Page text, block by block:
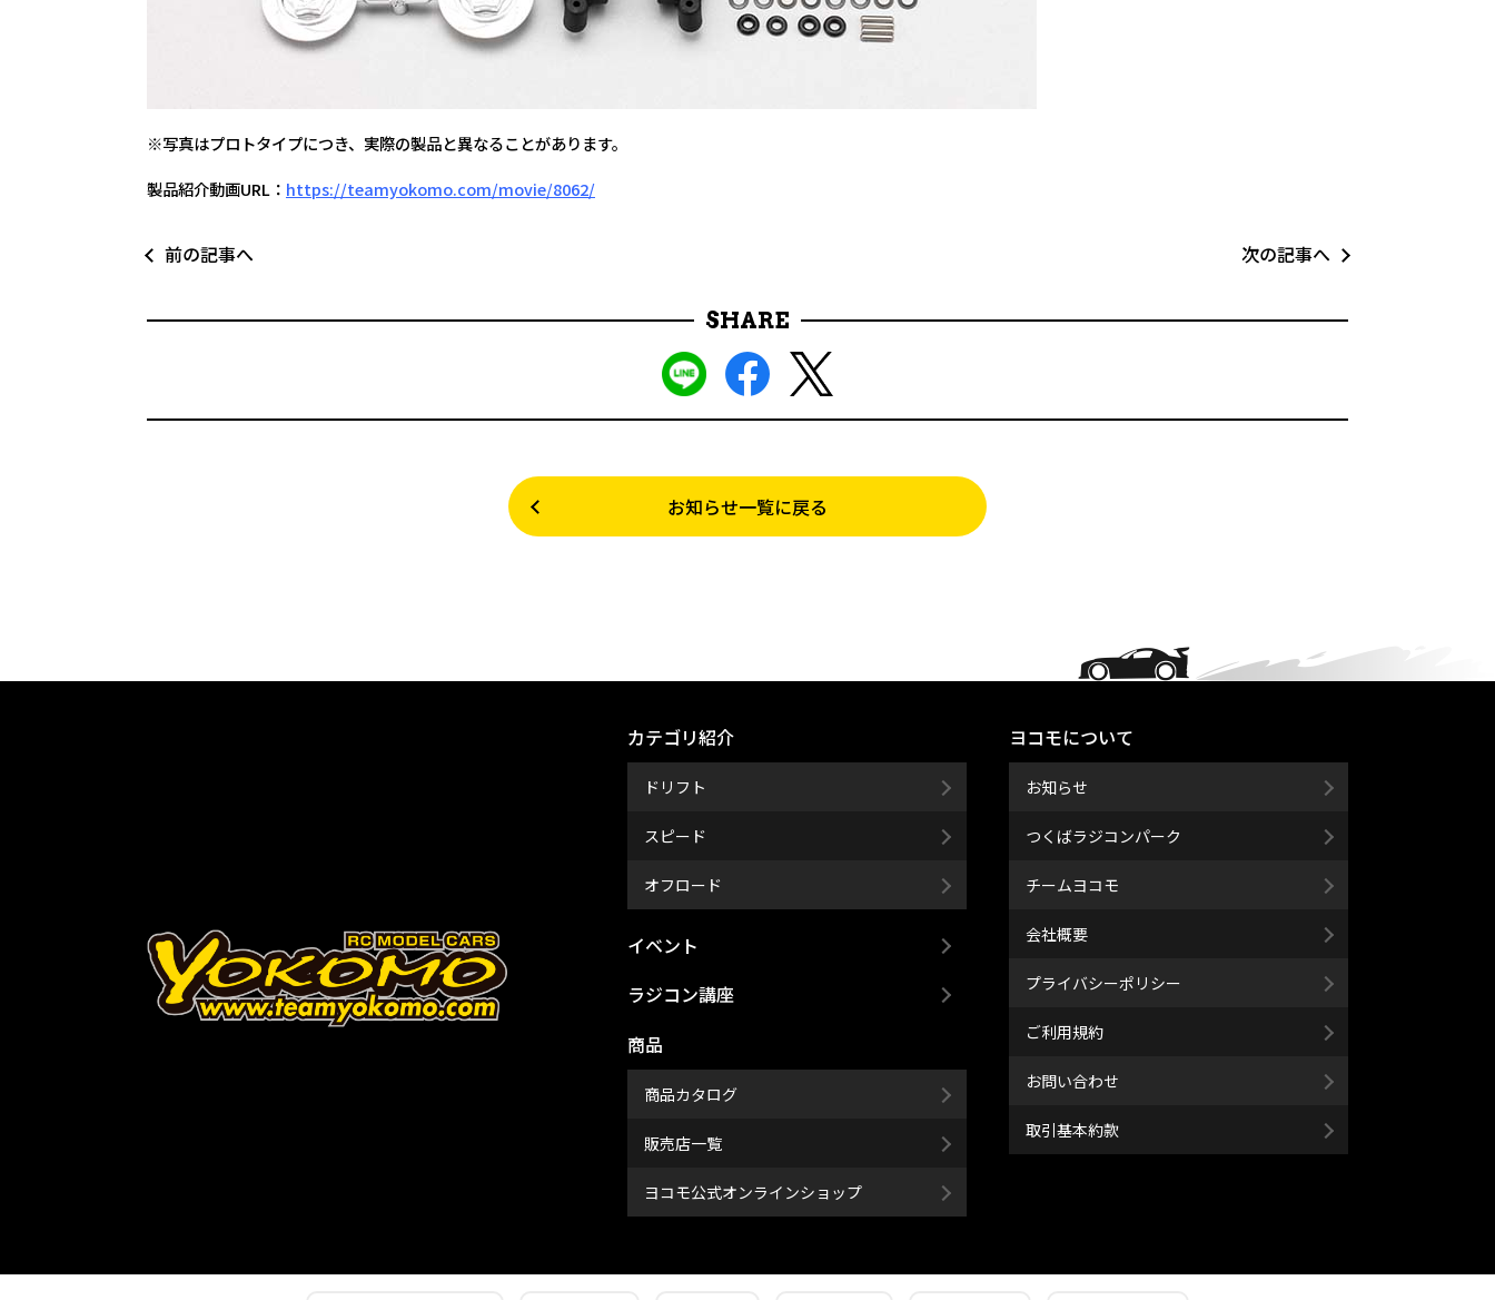
※写真はプロトタイプにつき、実際の製品と異なることがあります。
製品紹介動画URL： https://teamyokomo.com/movie/8062/
前の記事へ 次の記事へ
SHARE
お知らせ一覧に戻る
カテゴリ紹介
ドリフト
スピード
オフロード
イベント
ラジコン講座
商品
商品カタログ
販売店一覧
ヨコモ公式オンラインショップ
ヨコモについて
お知らせ
つくばラジコンパーク
チームヨコモ
会社概要
プライバシーポリシー
ご利用規約
お問い合わせ
取引基本約款